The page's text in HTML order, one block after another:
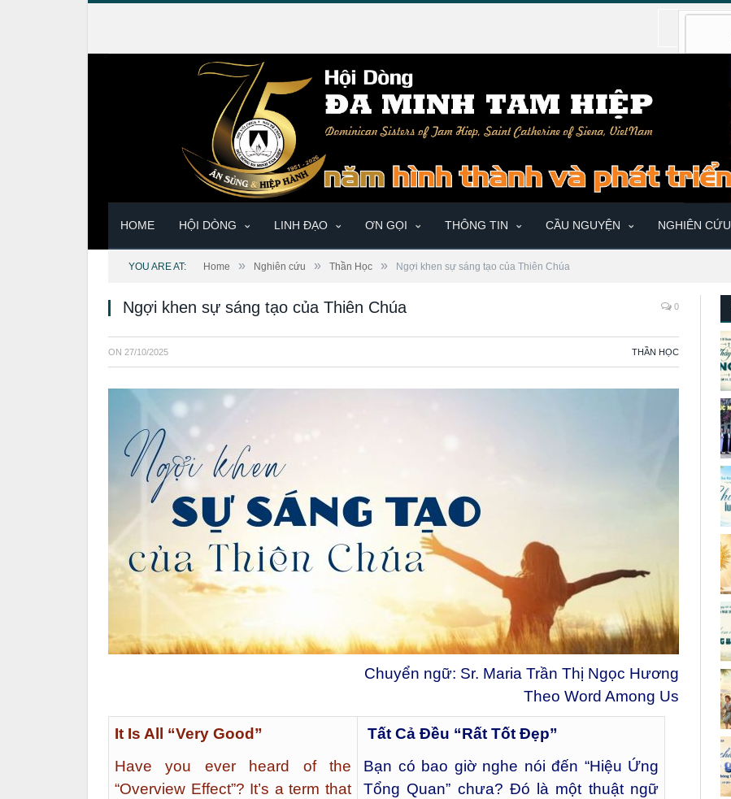
HOME HỘI DÒNG LINH ĐẠO ƠN GỌI THÔNG TIN CẦU NGUYỆN NGHIÊN CỨU
YOU ARE AT: Home » Nghiên cứu » Thần Học » Ngợi khen sự sáng tạo của Thiên Chúa
Ngợi khen sự sáng tạo của Thiên Chúa 0
ON 27/10/2025 THẦN HỌC
Chuyển ngữ: Sr. Maria Trần Thị Ngọc Hương
Theo Word Among Us
It Is All “Very Good”
Have you ever heard of the
“Overview Effect”? It’s a term that
Tất Cả Đều “Rất Tốt Đẹp”
Bạn có bao giờ nghe nói đến “Hiệu Ứng
Tổng Quan” chưa? Đó là một thuật ngữ